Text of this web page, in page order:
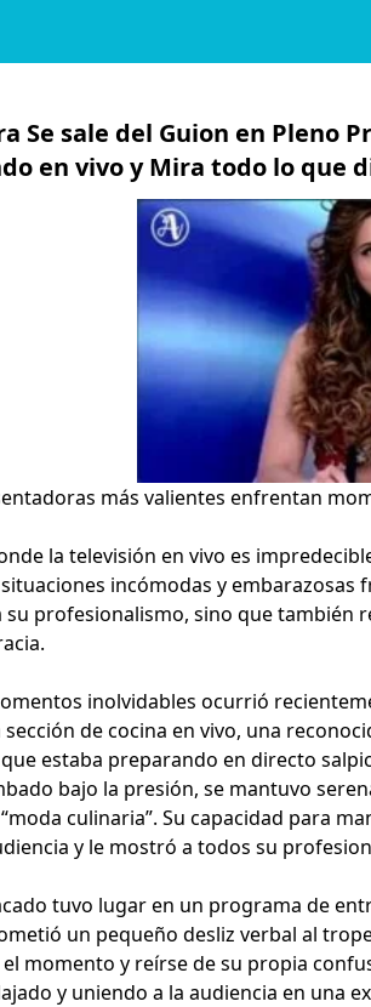
Se sale del Guion en Pleno
en vivo y Mira todo lo que
más valientes enfrentan
la televisión en vivo es
incómodas y embarazosas
su profesionalismo, sino que también
inolvidables ocurrió
de cocina en vivo, una
estaba preparando en directo
bajo la presión, se mantuvo
culinaria”. Su capacidad para
y le mostró a todos su
tuvo lugar en un programa de
un pequeño desliz verbal al
momento y reírse de su propia
y uniendo a la audiencia en una